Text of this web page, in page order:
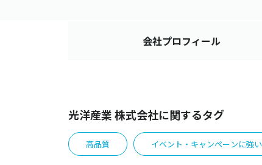
会社プロフィール
光洋産業 株式会社に関するタグ
高品質 イベント・キャンペーンに強い